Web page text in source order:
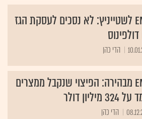
EMG לשטייניץ: לא נסכים לעסקת הגז
הדי כהן
EMG מבהירה: הפיצוי שנקבל ממצרים
מיליון דולר
הדי כהן